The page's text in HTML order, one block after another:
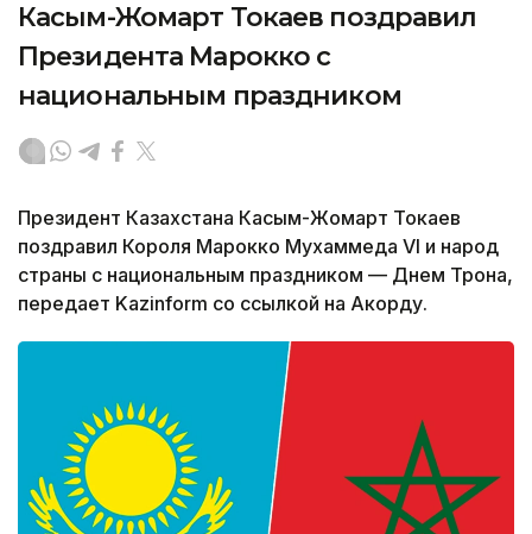
Касым-Жомарт Токаев поздравил
Президента Марокко с
национальным праздником
Президент Казахстана Касым-Жомарт Токаев
поздравил Короля Марокко Мухаммеда VI и народ
страны с национальным праздником — Днем Трона,
передает Kazinform со ссылкой на Акорду.